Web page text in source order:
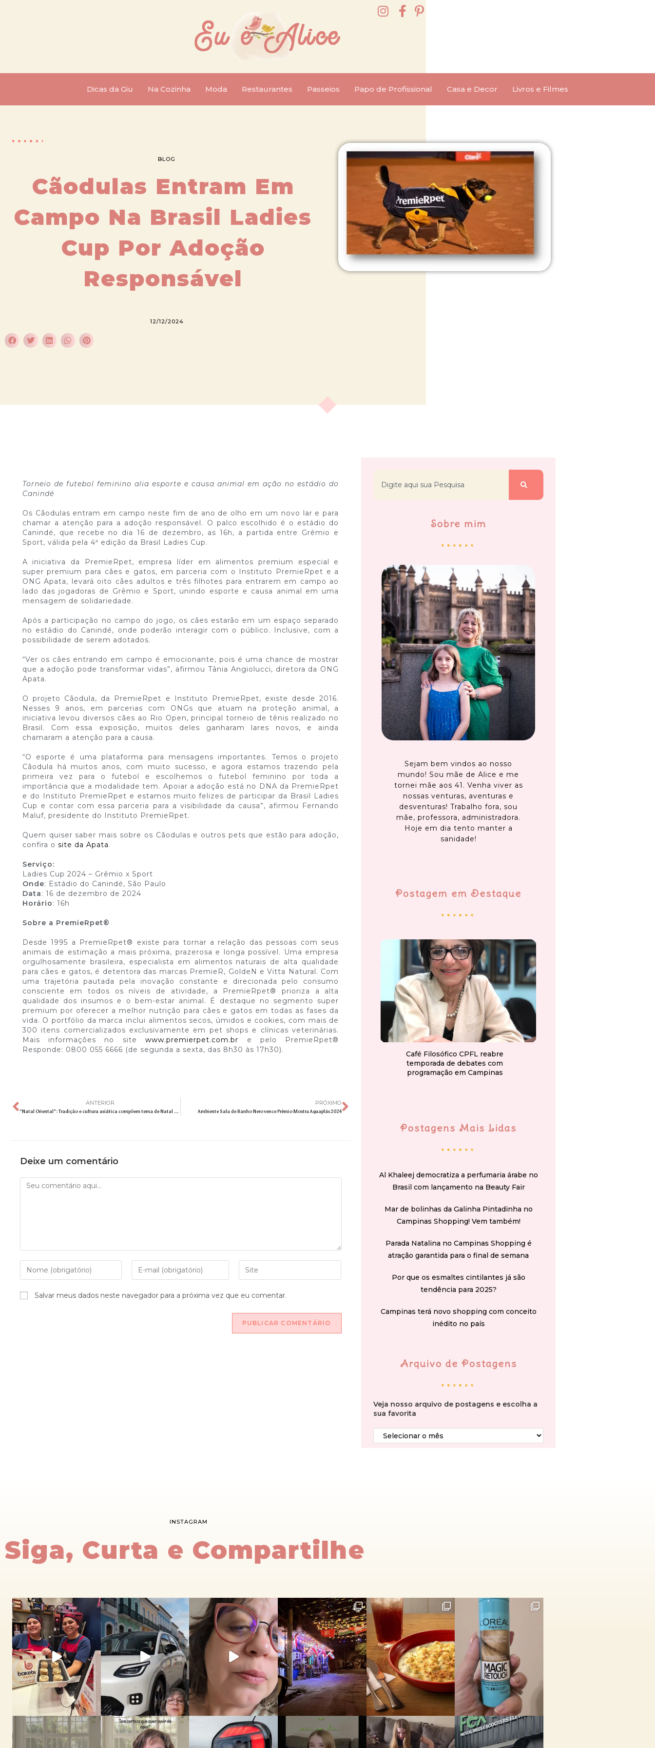
Dicas da Giu Na Cozinha Moda Restaurantes Passeios Papo de Profissional Casa e Decor Livros e Filmes
BLOG
Cãodulas Entram Em
Campo Na Brasil Ladies
Cup Por Adoção
Responsável
12/12/2024
Torneio de futebol feminino alia esporte e causa animal em ação no estádio do
Canindé
Os Cãodulas entram em campo neste fim de ano de olho em um novo lar e para
chamar a atenção para a adoção responsável. O palco escolhido é o estádio do
Canindé, que recebe no dia 16 de dezembro, as 16h, a partida entre Grêmio e
Sport, válida pela 4ª edição da Brasil Ladies Cup.
A iniciativa da PremieRpet, empresa líder em alimentos premium especial e
super premium para cães e gatos, em parceria com o Instituto PremieRpet e a
ONG Apata, levará oito cães adultos e três filhotes para entrarem em campo ao
lado das jogadoras de Grêmio e Sport, unindo esporte e causa animal em uma
mensagem de solidariedade.
Após a participação no campo do jogo, os cães estarão em um espaço separado
no estádio do Canindé, onde poderão interagir com o público. Inclusive, com a
possibilidade de serem adotados.
“Ver os cães entrando em campo é emocionante, pois é uma chance de mostrar
que a adoção pode transformar vidas”, afirmou Tânia Angiolucci, diretora da ONG
Apata.
O projeto Cãodula, da PremieRpet e Instituto PremieRpet, existe desde 2016.
Nesses 9 anos, em parcerias com ONGs que atuam na proteção animal, a
iniciativa levou diversos cães ao Rio Open, principal torneio de tênis realizado no
Brasil. Com essa exposição, muitos deles ganharam lares novos, e ainda
chamaram a atenção para a causa.
“O esporte é uma plataforma para mensagens importantes. Temos o projeto
Cãodula há muitos anos, com muito sucesso, e agora estamos trazendo pela
primeira vez para o futebol e escolhemos o futebol feminino por toda a
importância que a modalidade tem. Apoiar a adoção está no DNA da PremieRpet
e do Instituto PremieRpet e estamos muito felizes de participar da Brasil Ladies
Cup e contar com essa parceria para a visibilidade da causa”, afirmou Fernando
Maluf, presidente do Instituto PremieRpet.
Quem quiser saber mais sobre os Cãodulas e outros pets que estão para adoção,
confira o site da Apata.
Serviço:
Ladies Cup 2024 – Grêmio x Sport
Onde: Estádio do Canindé, São Paulo
Data: 16 de dezembro de 2024
Horário: 16h
Sobre a PremieRpet®
Desde 1995 a PremieRpet® existe para tornar a relação das pessoas com seus
animais de estimação a mais próxima, prazerosa e longa possível. Uma empresa
orgulhosamente brasileira, especialista em alimentos naturais de alta qualidade
para cães e gatos, é detentora das marcas PremieR, GoldeN e Vitta Natural. Com
uma trajetória pautada pela inovação constante e direcionada pelo consumo
consciente em todos os níveis de atividade, a PremieRpet® prioriza a alta
qualidade dos insumos e o bem-estar animal. É destaque no segmento super
premium por oferecer a melhor nutrição para cães e gatos em todas as fases da
vida. O portfólio da marca inclui alimentos secos, úmidos e cookies, com mais de
300 itens comercializados exclusivamente em pet shops e clínicas veterinárias.
Mais informações no sitewww.premierpet.com.br e pelo PremieRpet®
Responde: 0800 055 6666 (de segunda a sexta, das 8h30 às 17h30).
ANTERIOR
“Natal Oriental”: Tradição e cultura asiática compõem tema de Natal no Wet
PRÓXIMO
Ambiente Sala de Banho Nero vence Prêmio Mostra Aquaplás 2024
Deixe um comentário
Salvar meus dados neste navegador para a próxima vez que eu comentar.
Sobre mim
Sejam bem vindos ao nosso
mundo! Sou mãe de Alice e me
tornei mãe aos 41. Venha viver as
nossas venturas, aventuras e
desventuras! Trabalho fora, sou
mãe, professora, administradora.
Hoje em dia tento manter a
sanidade!
Postagem em Destaque
Café Filosófico CPFL reabre
temporada de debates com
programação em Campinas
Postagens Mais Lidas
Al Khaleej democratiza a perfumaria árabe no
Brasil com lançamento na Beauty Fair
Mar de bolinhas da Galinha Pintadinha no
Campinas Shopping! Vem também!
Parada Natalina no Campinas Shopping é
atração garantida para o final de semana
Por que os esmaltes cintilantes já são
tendência para 2025?
Campinas terá novo shopping com conceito
inédito no país
Arquivo de Postagens
Veja nosso arquivo de postagens e escolha a
sua favorita
INSTAGRAM
Siga, Curta e Compartilhe